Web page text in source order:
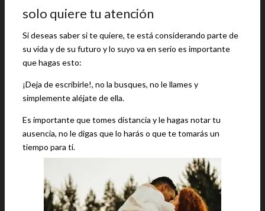
solo quiere tu atención
Si deseas saber si te quiere, te está considerando parte de
su vida y de su futuro y lo suyo va en serio es importante
que hagas esto:
¡Deja de escribirle!, no la busques, no le llames y
simplemente aléjate de ella.
Es importante que tomes distancia y le hagas notar tu
ausencia, no le digas que lo harás o que te tomarás un
tiempo para ti.